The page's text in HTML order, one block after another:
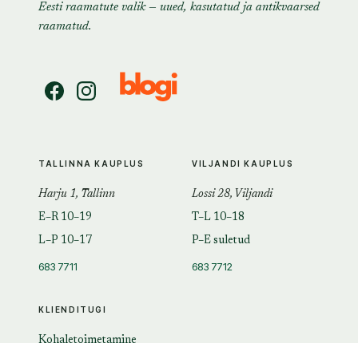
Eesti raamatute valik — uued, kasutatud ja antikvaarsed
raamatud.
KLIENDITUGI
TALLINNA KAUPLUS
Harju 1, Tallinn
E–R 10–19
L–P 10–17
683 7711
VILJANDI KAUPLUS
Lossi 28, Viljandi
T–L 10–18
P–E suletud
683 7712